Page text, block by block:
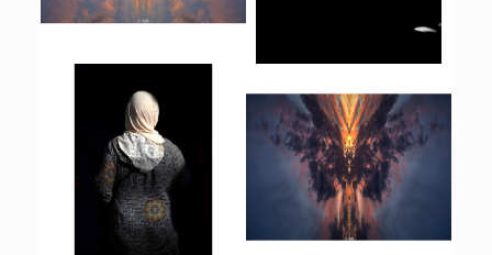
Le maître du feu dans les
cieux